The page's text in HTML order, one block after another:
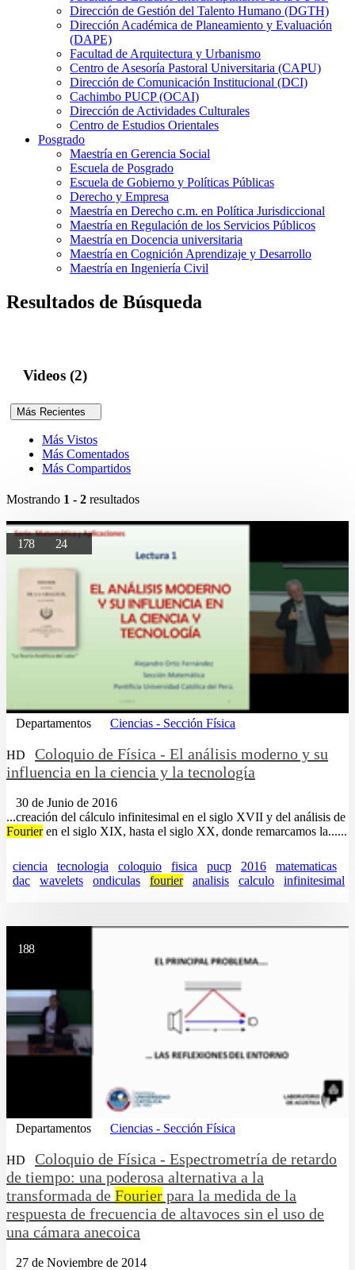
Dirección de Gestión del Talento Humano (DGTH)
Dirección Académica de Planeamiento y Evaluación
(DAPE)
Facultad de Arquitectura y Urbanismo
Centro de Asesoría Pastoral Universitaria (CAPU)
Dirección de Comunicación Institucional (DCI)
Cachimbo PUCP (OCAI)
Dirección de Actividades Culturales
Centro de Estudios Orientales
Posgrado
Maestría en Gerencia Social
Escuela de Posgrado
Escuela de Gobierno y Políticas Públicas
Derecho y Empresa
Maestría en Derecho c.m. en Política Jurisdiccional
Maestría en Regulación de los Servicios Públicos
Maestría en Docencia universitaria
Maestría en Cognición Aprendizaje y Desarrollo
Maestría en Ingeniería Civil
Resultados de Búsqueda
Videos (2)
Más Recientes
Más Vistos
Más Comentados
Más Compartidos
Mostrando 1 - 2 resultados
178 24
Departamentos Ciencias - Sección Física
HD
Coloquio de Física - El análisis moderno y su
influencia en la ciencia y la tecnología
30 de Junio de 2016
...creación del cálculo infinitesimal en el siglo XVII y del análisis de
Fourieren el siglo XIX, hasta el siglo XX, donde remarcamos la......
ciencia tecnologia coloquio fisica pucp 2016
matematicas
dac
wavelets ondiculas fourier analisis calculo infinitesimal
188
Departamentos Ciencias - Sección Física
HD
Coloquio de Física - Espectrometría de retardo
de tiempo: una poderosa alternativa a la
transformada de Fourier para la medida de la
respuesta de frecuencia de altavoces sin el uso de
una cámara anecoica
27 de Noviembre de 2014